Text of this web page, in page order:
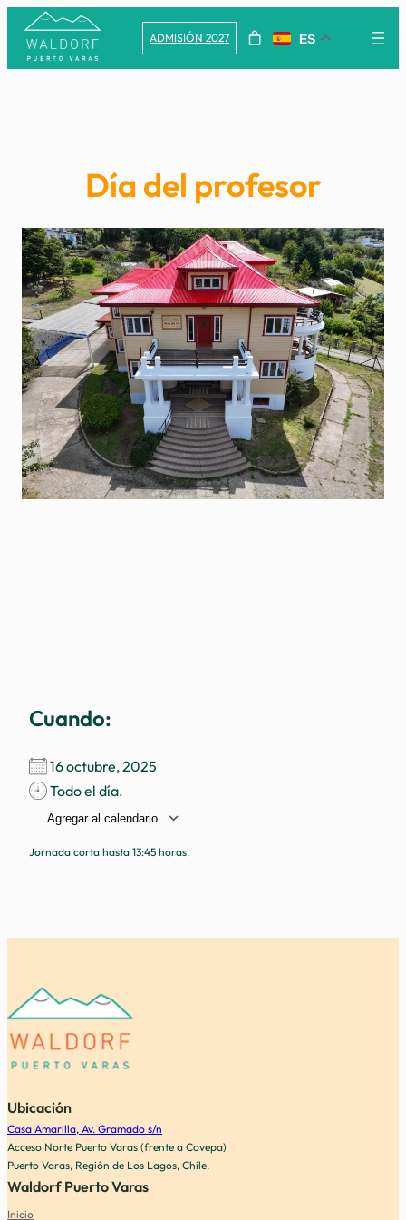
Saltar
contenido
ADMISIÓN 2027 ES
Día del profesor
16 octubre, 2025
Todo el día.
Descargar ICS
Jornada corta hasta 13:45 horas.
Ubicación
Casa Amarilla, Av. Gramado s/n
Acceso Norte Puerto Varas (frente a Covepa)
Puerto Varas, Región de Los Lagos, Chile.
Waldorf Puerto Varas
Inicio